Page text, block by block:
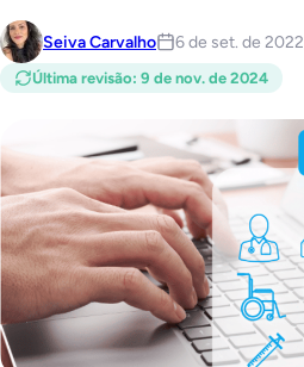
Seiva Carvalho 6 de set. de 2022
Última revisão: 9 de nov. de 2024